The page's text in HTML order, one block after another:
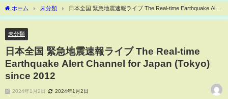
ホーム 未分類
日本全国 緊急地震速報ライブ The Real-time Earthquake Alert
Channel for Japan (Tokyo) since 2012
未分類
日本全国 緊急地震速報ライブ The Real-time
Earthquake Alert Channel for Japan (Tokyo)
since 2012
2024年1月2日 2024年1月2日